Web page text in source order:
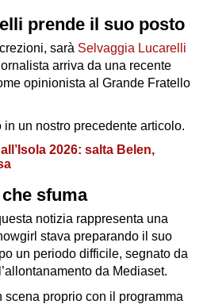
prende il suo posto
sarà Selvaggia Lucarelli
arriva da una recente
opinionista al Grande Fratello
un nostro precedente articolo.
2026: salta Belen,
sfuma
notizia rappresenta una
stava preparando il suo
un periodo difficile, segnato da
da Mediaset.
scena proprio con il programma